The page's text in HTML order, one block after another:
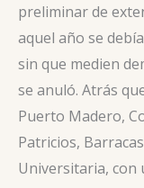
preliminar de
aquel año se
sin que medien
se anuló. Atrás
Puerto Madero,
Patricios,
Universitaria, con